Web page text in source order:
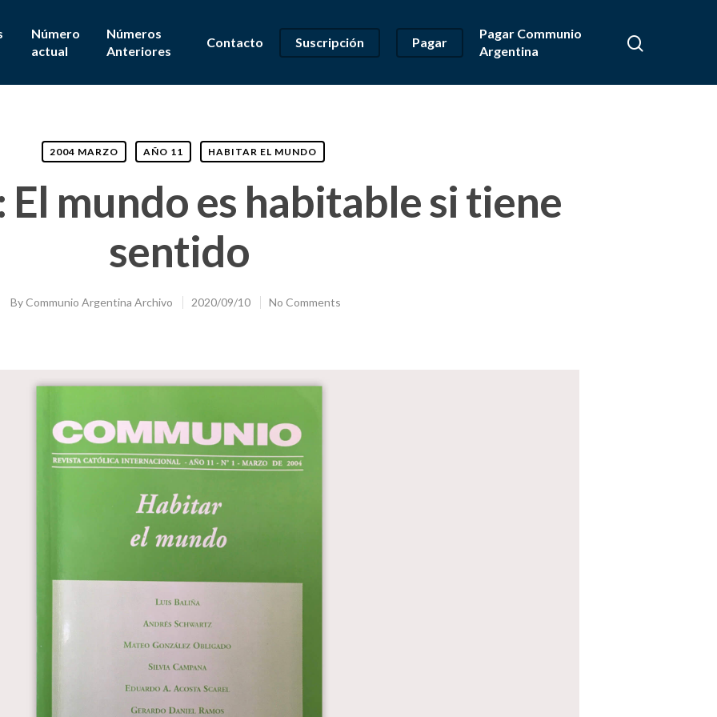
Número
actual
Números
Anteriores
Contacto Suscripción Pagar
Pagar Communio
Argentina
2004 MARZO AÑO 11 HABITAR EL MUNDO
El mundo es habitable si tiene
sentido
ByCommunio Argentina Archivo 2020/09/10 No Comments